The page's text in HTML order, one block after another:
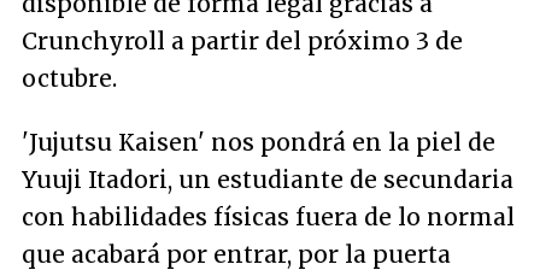
Crunchyroll a partir del próximo 3 de
octubre.
'Jujutsu Kaisen' nos pondrá en la piel de
Yuuji Itadori, un estudiante de secundaria
con habilidades físicas fuera de lo normal
que acabará por entrar, por la puerta